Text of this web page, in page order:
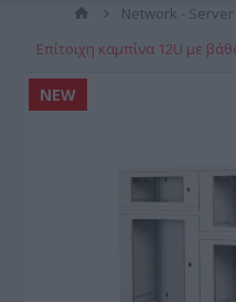
Network - Server
Επίτοιχη καμπίνα 12U με
NEW